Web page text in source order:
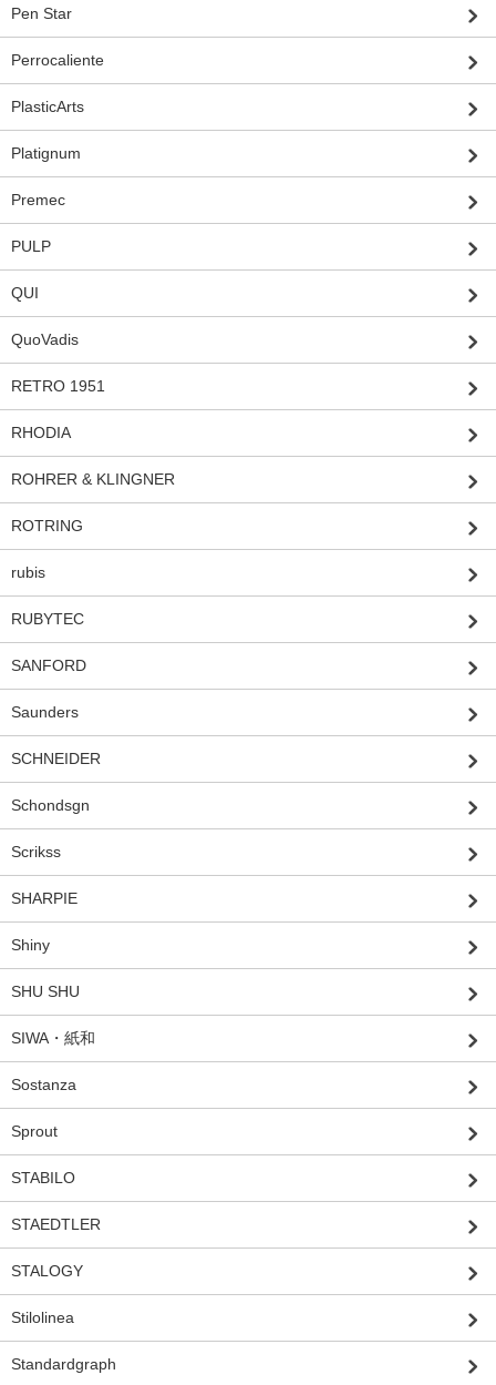
Pen Star
Perrocaliente
PlasticArts
Platignum
Premec
PULP
QUI
QuoVadis
RETRO 1951
RHODIA
ROHRER & KLINGNER
ROTRING
rubis
RUBYTEC
SANFORD
Saunders
SCHNEIDER
Schondsgn
Scrikss
SHARPIE
Shiny
SHU SHU
SIWA・紙和
Sostanza
Sprout
STABILO
STAEDTLER
STALOGY
Stilolinea
Standardgraph